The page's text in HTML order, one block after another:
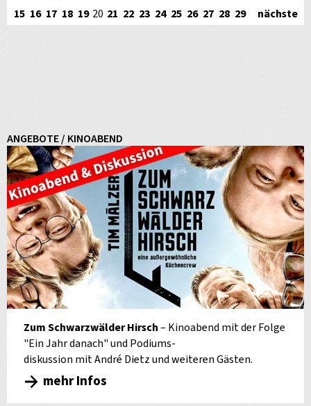
15 16 17 18 19 20 21 22 23 24 25 26 27 28 29 nächste
ANGEBOTE / KINOABEND
Zum Schwarzwälder Hirsch– Kinoabend mit der Folge
"Ein Jahr danach" und Podiums-
diskussion mit André Dietz und weiteren Gästen.
mehr Infos